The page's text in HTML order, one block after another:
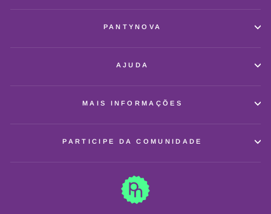
PANTYNOVA
AJUDA
MAIS INFORMAÇÕES
PARTICIPE DA COMUNIDADE